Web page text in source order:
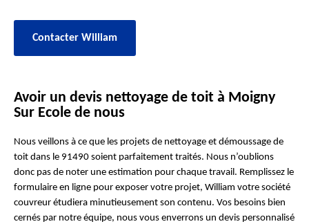
Contacter William
Avoir un devis nettoyage de toit à Moigny
Sur Ecole de nous
Nous veillons à ce que les projets de nettoyage et démoussage de
toit dans le 91490 soient parfaitement traités. Nous n’oublions
donc pas de noter une estimation pour chaque travail. Remplissez le
formulaire en ligne pour exposer votre projet, William votre société
couvreur étudiera minutieusement son contenu. Vos besoins bien
cernés par notre équipe, nous vous enverrons un devis personnalisé